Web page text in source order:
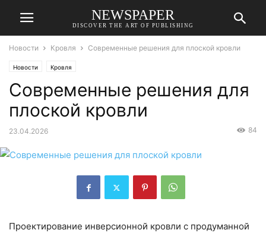
NEWSPAPER
DISCOVER THE ART OF PUBLISHING
Новости Кровля Современные решения для плоской кровли
Новости Кровля
Современные решения для
плоской кровли
23.04.2026 84
Проектирование инверсионной кровли с продуманной